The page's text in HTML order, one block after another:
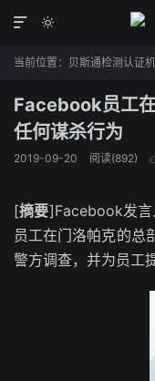


当前位置： 贝斯通检测认证
Facebook员工
任何谋杀行为
2019-09-20 阅读(892)
[摘要]Facebook发言
员工在门洛帕克的总
警方调查，并为员工